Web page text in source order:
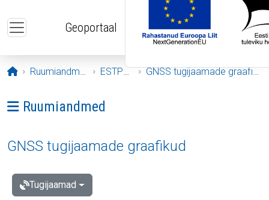
Geoportaal
Avaleht
Ruumiandmed ESTPOS GNSS tugijaamade graafikud
Ava menüü: Ruumiandmed
Ruumiandmed
GNSS tugijaamade graafikud
Tugijaamad